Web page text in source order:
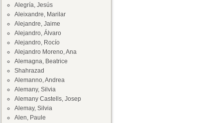
Alegría, Jesús
Aleixandre, Marilar
Alejandre, Jaime
Alejandro, Álvaro
Alejandro, Rocío
Alejandro Moreno, Ana
Alemagna, Beatrice
Shahrazad
Alemanno, Andrea
Alemany, Silvia
Alemany Castells, Josep
Alemay, Silvia
Alen, Paule